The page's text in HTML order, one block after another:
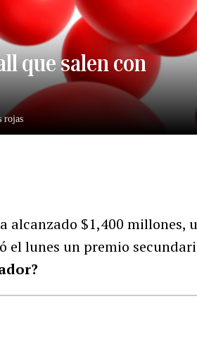
que salen con
rojas
alcanzado $1,400 millones,
el lunes un premio